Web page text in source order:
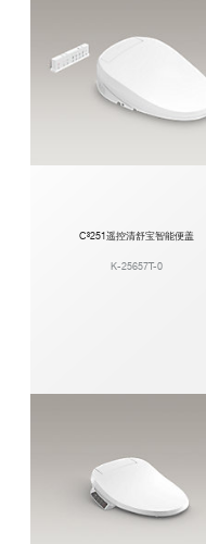
C³251遥控清舒宝智能便盖
K-25657T-0